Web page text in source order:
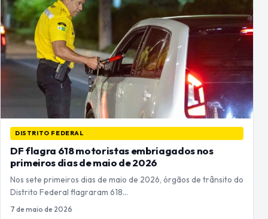
DISTRITO FEDERAL
DF flagra 618 motoristas embriagados nos
primeiros dias de maio de 2026
Nos sete primeiros dias de maio de 2026, órgãos de trânsito do
Distrito Federal flagraram 618…
7 de maio de 2026